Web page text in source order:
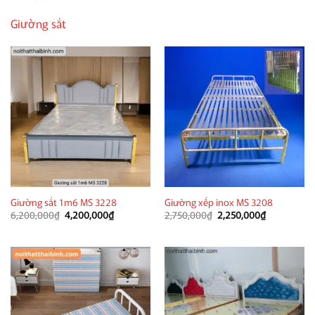
Giường sắt
Giường sắt 1m6 MS 3228
6,200,000₫ Giá
gốc
4,200,000₫Giá
hiện
4,200,000₫.
Giường xếp inox MS 3208
2,750,000₫ Giá
gốc
2,250,000₫Giá
hiện
2,250,000₫.